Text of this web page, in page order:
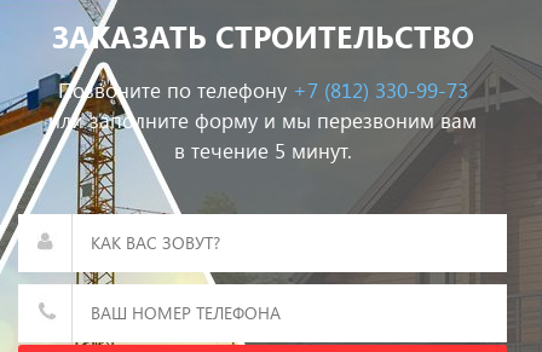
Дом из газобетона
Дом из дюрисола
ЗАКАЗАТЬ СТРОИТЕЛЬСТВО
Позвоните по телефону +7 (812) 330-99-73
или заполните форму и мы перезвоним вам
в течение 5 минут.